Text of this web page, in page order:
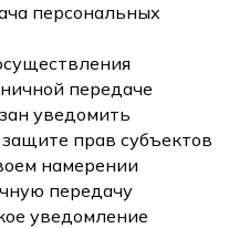
персональных
передаче
уведомить
прав субъектов
намерении
передачу
уведомление